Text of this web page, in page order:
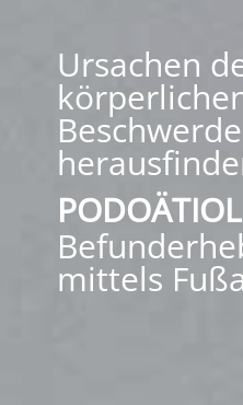
Ursachen
mittels